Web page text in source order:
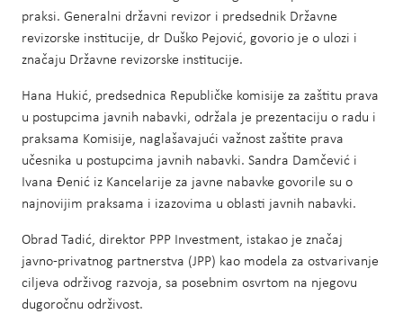
praksi. Generalni državni revizor i predsednik Državne
revizorske institucije, dr Duško Pejović, govorio je o ulozi i
značaju Državne revizorske institucije.
Hana Hukić, predsednica Republičke komisije za zaštitu prava
u postupcima javnih nabavki, održala je prezentaciju o radu i
praksama Komisije, naglašavajući važnost zaštite prava
učesnika u postupcima javnih nabavki. Sandra Damčević i
Ivana Đenić iz Kancelarije za javne nabavke govorile su o
najnovijim praksama i izazovima u oblasti javnih nabavki.
Obrad Tadić, direktor PPP Investment, istakao je značaj
javno-privatnog partnerstva (JPP) kao modela za ostvarivanje
ciljeva održivog razvoja, sa posebnim osvrtom na njegovu
dugoročnu održivost.